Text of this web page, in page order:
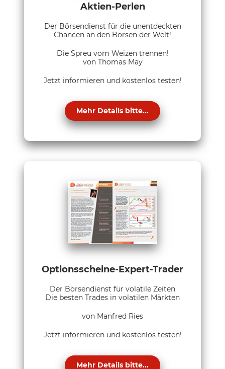
Aktien-Perlen
Der Börsendienst für die unentdeckten
Chancen an den Börsen der Welt!
Die Spreu vom Weizen trennen!
von Thomas May
Jetzt informieren und kostenlos testen!
Mehr Details bitte...
Optionsscheine-Expert-Trader
Der Börsendienst für volatile Zeiten
Die besten Trades in volatilen Märkten
von Manfred Ries
Jetzt informieren und kostenlos testen!
Mehr Details bitte...